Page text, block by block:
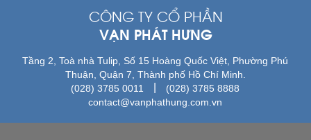
CÔNG TY CỔ PHẦN
VẠN PHÁT HƯNG
Tầng 2, Toà nhà Tulip, Số 15 Hoàng Quốc Việt, Phường Phú
Thuận, Quận 7, Thành phố Hồ Chí Minh.
(028) 3785 0011
(028) 3785 8888
contact@vanphathung.com.vn